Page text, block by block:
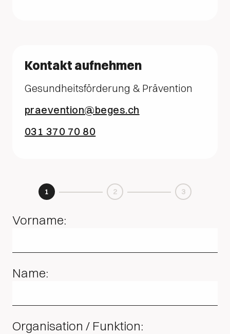
Kontakt aufnehmen
Gesundheitsförderung & Prävention
praevention@beges.ch
031 370 70 80
1 2 3
Vorname:
Name:
Organisation / Funktion: